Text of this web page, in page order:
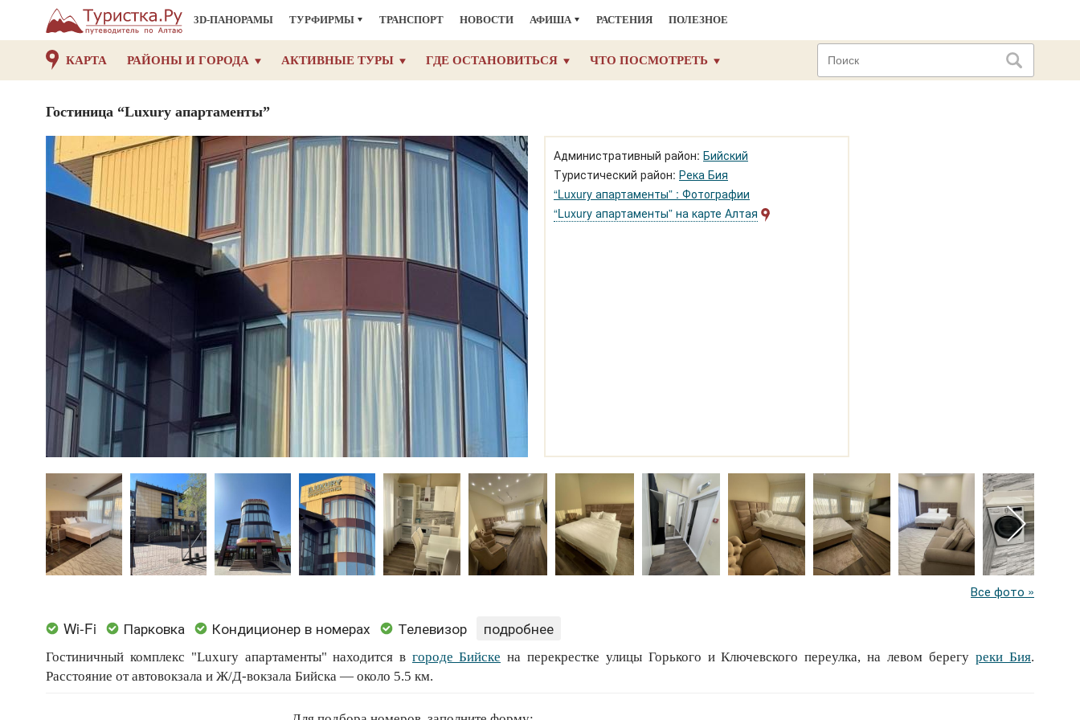
3D-ПАНОРАМЫ ТУРФИРМЫ ТРАНСПОРТ НОВОСТИ АФИША РАСТЕНИЯ ПОЛЕЗНОЕ
КАРТА РАЙОНЫ И ГОРОДА АКТИВНЫЕ ТУРЫ ГДЕ ОСТАНОВИТЬСЯ ЧТО ПОСМОТРЕТЬ
Гостиница “Luxury апартаменты”
Административный район: Бийский
Туристический район: Река Бия
“Luxury апартаменты” : Фотографии
“Luxury апартаменты” на карте Алтая
Все фото »
Wi-Fi Парковка Кондиционер в номерах Телевизор подробнее
Гостиничный комплекс "Luxury апартаменты" находится в городе Бийске на перекрестке улицы Горького и Ключевского переулка, на левом берегу реки Бия.
Расстояние от автовокзала и Ж/Д-вокзала Бийска — около 5.5 км.